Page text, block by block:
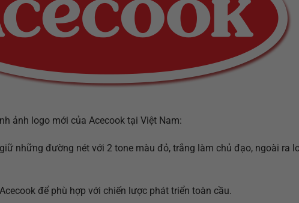
ảnh logo mới của Acecook tại Việt Nam:
những đường nét với 2 tone màu đỏ, trắng làm chủ đạo, ngoài ra
để phù hợp với chiến lược phát triển toàn cầu.